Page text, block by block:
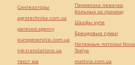
Синтезаторы
agrotechnika.com.ua
perevod.agency
europeservice.com.ua
mk-translations.ua
текст юа
Перевозка лежачих
больных за границу
Шкафы купе
Брендовые сумки
Натяжные потолки Nova
Stelya
maltina.com.ua